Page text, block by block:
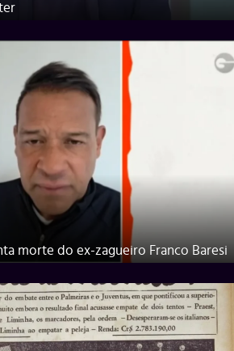
morte do ex-zagueiro Franco Baresi